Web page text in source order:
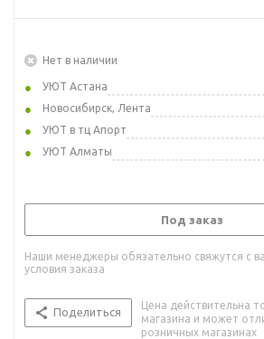
Нет в наличии
УЮТ Астана
Новосибирск, Лента
УЮТ в тц Апорт
УЮТ Алматы
Под заказ
Наши менеджеры обязательно свяжутся с
условия заказа
Поделиться
Цена действительна
магазина и может
розничных магазинах